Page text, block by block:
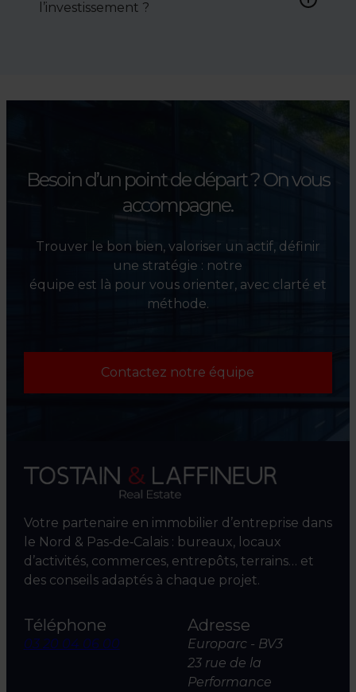
conditions de vente.
l’investissement ?
l’évaluation et la valorisation
Besoin d’un point de départ ?On vous
accompagne.
Trouver le bon bien, valoriser un actif, définir
une stratégie : notre
équipe est là pour vous orienter, avec clarté et
méthode.
Contactez notre équipe
Votre partenaire en immobilier d’entreprise dans
le Nord & Pas‑de‑Calais : bureaux, locaux
d’activités, commerces, entrepôts, terrains… et
des conseils adaptés à chaque projet.
Téléphone
03 20 04 06 00
Adresse
Europarc - BV3
23 rue de la
Performance